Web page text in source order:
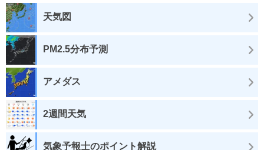
天気図
PM2.5分布予測
アメダス
2週間天気
気象予報士のポイント解説